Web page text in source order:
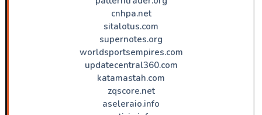
cnhpa.net
sitalotus.com
supernotes.org
worldsportsempires.com
updatecentral360.com
katamastah.com
zqscore.net
aseleraio.info